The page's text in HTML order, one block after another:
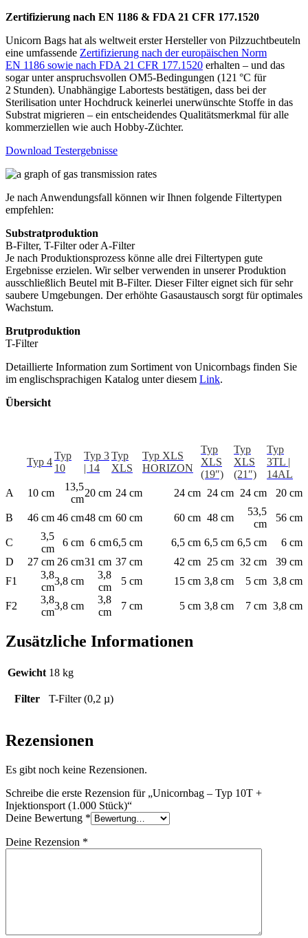
Zertifizierung nach EN 1186 & FDA 21 CFR 177.1520
Unicorn Bags hat als weltweit erster Hersteller von Pilzzuchtbeuteln
eine umfassende Zertifizierung nach der europäischen Norm
EN 1186 sowie nach FDA 21 CFR 177.1520 erhalten – und das
sogar unter anspruchsvollen OM5-Bedingungen (121 °C für
2 Stunden). Unabhängige Labortests bestätigen, dass bei der
Sterilisation unter Hochdruck keinerlei unerwünschte Stoffe in das
Substrat migrieren – ein entscheidendes Qualitätsmerkmal für alle
kommerziellen wie auch Hobby-Züchter.
Download Testergebnisse
Je nach Anwendungsfall können wir Ihnen folgende Filtertypen
empfehlen:
Substratproduktion
B-Filter, T-Filter oder A-Filter
Je nach Produktionsprozess könne alle drei Filtertypen gute
Ergebnisse erzielen. Wir selber verwenden in unserer Produktion
ausschließlich Beutel mit B-Filter. Dieser Filter eignet sich für sehr
saubere Umgebungen. Der erhöhte Gasaustausch sorgt für optimales
Wachstum.
Brutproduktion
T-Filter
Detaillierte Information zum Sortiment von Unicornbags finden Sie
im englischsprachigen Katalog unter diesem Link.
Übersicht
Typ 4
Typ
10
Typ 3
| 14
Typ
XLS
Typ XLS
HORIZON
Typ
XLS
(19″)
Typ
XLS
(21″)
Typ
3TL |
14AL
A
10 cm
13,5
cm
20 cm 24 cm 24 cm 24 cm 24 cm 20 cm
B 46 cm 46 cm48 cm 60 cm 60 cm 48 cm
53,5
cm
56 cm
C
3,5
cm
6 cm 6 cm6,5 cm 6,5 cm 6,5 cm 6,5 cm
6 cm
D
27 cm 26 cm31 cm 37 cm 42 cm 25 cm 32 cm
39 cm
F1
3,8
cm
3,8 cm
3,8
cm
5 cm 15 cm 3,8 cm 5 cm 3,8 cm
F2
3,8
cm
3,8 cm
3,8
cm
7 cm 5 cm 3,8 cm 7 cm 3,8 cm
Zusätzliche Informationen
Gewicht 18 kg
Filter T-Filter (0,2 µ)
Rezensionen
Es gibt noch keine Rezensionen.
Schreibe die erste Rezension für „Unicornbag – Typ 10T +
Injektionsport (1.000 Stück)“
Deine Bewertung *
Deine Rezension *